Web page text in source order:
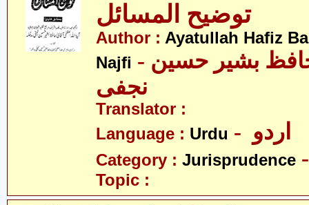
توضیح المسائل
Author : Ayatullah Hafiz
Najfi - آیت اللہ سیّد حافظ بشیر حسین
نجفی
Translator :
Language : Urdu
Category : Jurisprudence
Topic :